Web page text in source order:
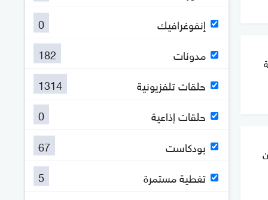
إنفوغرافيك
0
مدونات
182
حلقات تلفزيونية
1314
حلقات إذاعية
0
بودكاست
67
تغطية مستمرة
5